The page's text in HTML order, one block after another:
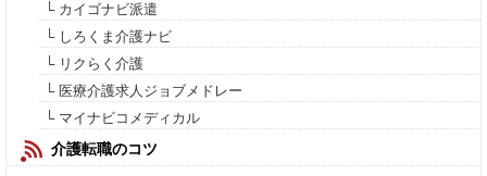
└ カイゴナビ派遣
└ しろくま介護ナビ
└ リクらく介護
└ 医療介護求人ジョブメドレー
└ マイナビコメディカル
介護転職のコツ